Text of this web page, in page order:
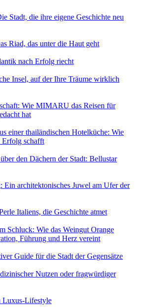
Stadt, die ihre eigene Geschichte neu
Riad, das unter die Haut geht
nach Erfolg riecht
Insel, auf der Ihre Träume wirklich
Wie MIMARU das Reisen für
hat
einer thailändischen Hotelküche: Wie
Erfolg schafft
den Dächern der Stadt: Bellustar
Ein architektonisches Juwel am Ufer der
Italiens, die Geschichte atmet
Schluck: Wie das Weingut Orange
Führung und Herz vereint
Guide für die Stadt der Gegensätze
Nutzen oder fragwürdiger
Luxus-Lifestyle